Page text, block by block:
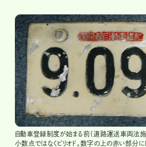
自動車登録制度が始まる前（道路運送車両法施
小数点ではなくピリオド。数字の上の赤い部分